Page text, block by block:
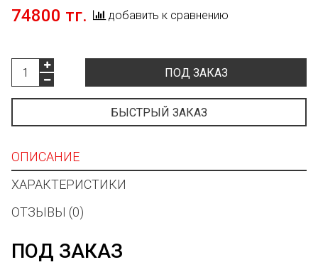
74800 тг. добавить к сравнению
ПОД ЗАКАЗ
БЫСТРЫЙ ЗАКАЗ
ОПИСАНИЕ
ХАРАКТЕРИСТИКИ
ОТЗЫВЫ (0)
ПОД ЗАКАЗ